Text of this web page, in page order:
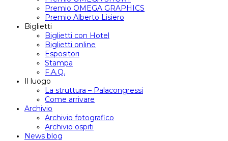
Premio OMEGA GRAPHICS
Premio Alberto Lisiero
Biglietti
Biglietti con Hotel
Biglietti online
Espositori
Stampa
F.A.Q.
Il luogo
La struttura – Palacongressi
Come arrivare
Archivio
Archivio fotografico
Archivio ospiti
News blog